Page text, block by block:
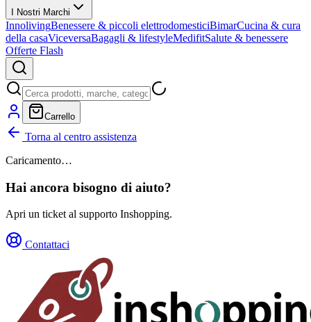
I Nostri Marchi
InnolivingBenessere & piccoli elettrodomesticiBimarCucina & cura
della casaViceversaBagagli & lifestyleMedifitSalute & benessere
Offerte Flash
Carrello
Torna al centro assistenza
Caricamento…
Hai ancora bisogno di aiuto?
Apri un ticket al supporto Inshopping.
Contattaci